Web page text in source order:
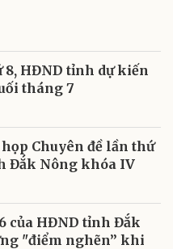
8, HĐND tỉnh dự kiến
tháng 7
Chuyên đề lần thứ
Đắk Nông khóa IV
của HĐND tỉnh Đắk
"điểm nghẽn” khi